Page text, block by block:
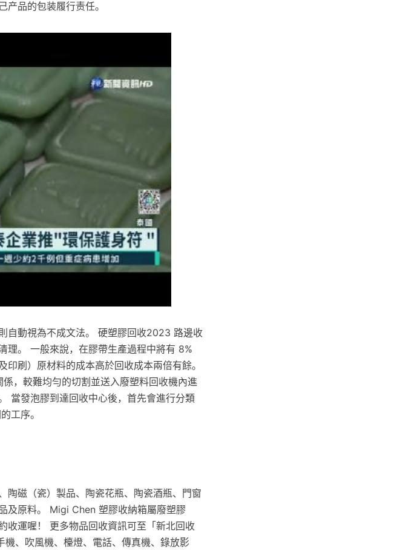
品的包装履行责任。
自動視為不成文法。 硬塑膠回收2023 路邊收
理。 一般來說，在膠帶生產過程中將有 8%
刷）原材料的成本高於回收成本兩倍有餘。
，較難均勻的切割並送入廢塑料回收機內進
當發泡膠到達回收中心後，首先會進行分類
工序。
陶磁（瓷）製品、陶瓷花瓶、陶瓷酒瓶、門窗
及原料。 Migi Chen 塑膠收納箱屬廢塑膠
收運喔！ 更多物品回收資訊可至「新北回收
、吹風機、檯燈、電話、傳真機、錄放影